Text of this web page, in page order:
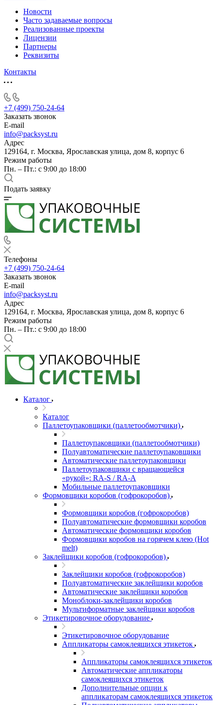
Новости
Часто задаваемые вопросы
Реализованные проекты
Лицензии
Партнеры
Реквизиты
Контакты
+7 (499) 750-24-64
Заказать звонок
E-mail
info@packsyst.ru
Адрес
129164, г. Москва, Ярославская улица, дом 8, корпус 6
Режим работы
Пн. – Пт.: с 9:00 до 18:00
Подать заявку
Телефоны
+7 (499) 750-24-64
Заказать звонок
E-mail
info@packsyst.ru
Адрес
129164, г. Москва, Ярославская улица, дом 8, корпус 6
Режим работы
Пн. – Пт.: с 9:00 до 18:00
Каталог
Каталог
Паллетоупаковщики (паллетообмотчики)
Паллетоупаковщики (паллетообмотчики)
Полуавтоматические паллетоупаковщики
Автоматические паллетоупаковщики
Паллетоупаковщики с вращающейся
«рукой»: RA-S / RA-A
Мобильные паллетоупаковщики
Формовщики коробов (гофрокоробов)
Формовщики коробов (гофрокоробов)
Полуавтоматические формовщики коробов
Автоматические формовщики коробов
Формовщики коробов на горячем клею (Hot
melt)
Заклейщики коробов (гофрокоробов)
Заклейщики коробов (гофрокоробов)
Полуавтоматические заклейщики коробов
Автоматические заклейщики коробов
Моноблоки-заклейщики коробов
Мультиформатные заклейщики коробов
Этикетировочное оборудование
Этикетировочное оборудование
Аппликаторы самоклеящихся этикеток
Аппликаторы самоклеящихся этикеток
Автоматические аппликаторы
самоклеящихся этикеток
Дополнительные опции к
аппликаторам самоклеящихся этикеток